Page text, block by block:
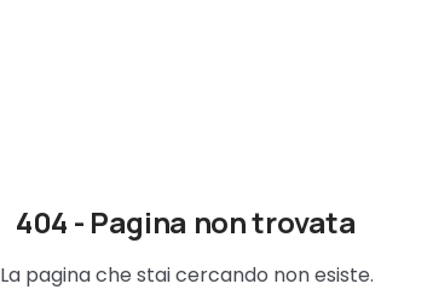
404 - Pagina non trovata
La pagina che stai cercando non esiste.